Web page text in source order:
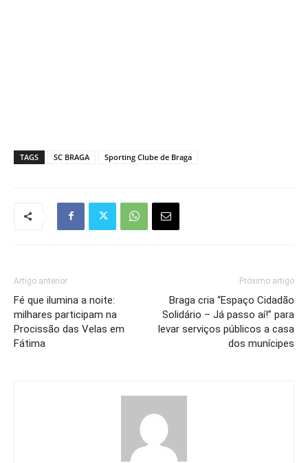
TAGS SC BRAGA Sporting Clube de Braga
Artigo anterior
Fé que ilumina a noite:
milhares participam na
Procissão das Velas em
Fátima
Próximo artigo
Braga cria “Espaço Cidadão
Solidário – Já passo aí!” para
levar serviços públicos a casa
dos munícipes